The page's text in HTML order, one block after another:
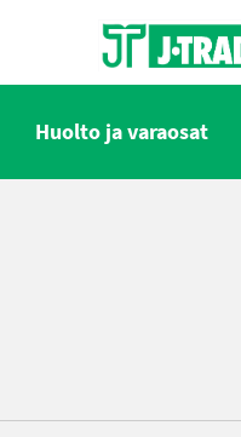
Huolto ja varaosat